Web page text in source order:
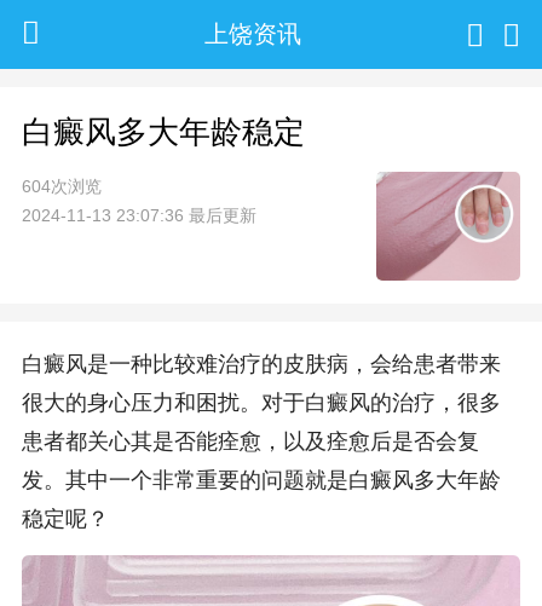
上饶资讯
白癜风多大年龄稳定
604次浏览
2024-11-13 23:07:36 最后更新
白癜风是一种比较难治疗的皮肤病，会给患者带来
很大的身心压力和困扰。对于白癜风的治疗，很多
患者都关心其是否能痊愈，以及痊愈后是否会复
发。其中一个非常重要的问题就是白癜风多大年龄
稳定呢？